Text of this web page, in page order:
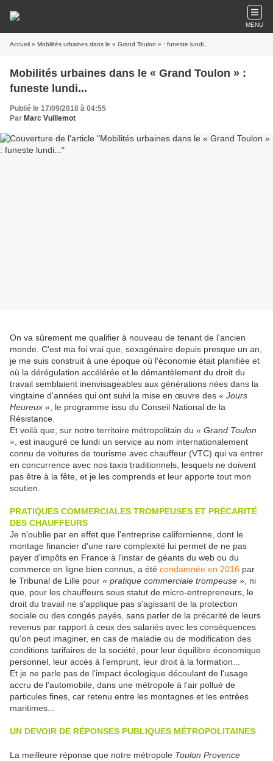
MENU
Accueil » Mobilités urbaines dans le « Grand Toulon » : funeste lundi...
Mobilités urbaines dans le « Grand Toulon » :
funeste lundi...
Publié le 17/09/2018 à 04:55
Par Marc Vuillemot
On va sûrement me qualifier à nouveau de tenant de l'ancien
monde. C'est ma foi vrai que, sexagénaire depuis presque un an,
je me suis construit à une époque où l'économie était planifiée et
où la dérégulation accélérée et le démantèlement du droit du
travail semblaient inenvisageables aux générations nées dans la
vingtaine d'années qui ont suivi la mise en œuvre des « Jours
Heureux » , le programme issu du Conseil National de la
Résistance.
Et voilà que, sur notre territoire métropolitain du « Grand Toulon
» , est inauguré ce lundi un service au nom internationalement
connu de voitures de tourisme avec chauffeur (VTC) qui va entrer
en concurrence avec nos taxis traditionnels, lesquels ne doivent
pas être à la fête, et je les comprends et leur apporte tout mon
soutien.
PRATIQUES COMMERCIALES TROMPEUSES ET PRÉCARITÉ
DES CHAUFFEURS
Je n'oublie par en effet que l'entreprise californienne, dont le
montage financier d'une rare complexité lui permet de ne pas
payer d'impôts en France à l'instar de géants du web ou du
commerce en ligne bien connus, a été condamnée en 2016 par
le Tribunal de Lille pour « pratique commerciale trompeuse » , ni
que, pour les chauffeurs sous statut de micro-entrepreneurs, le
droit du travail ne s'applique pas s'agissant de la protection
sociale ou des congés payés, sans parler de la précarité de leurs
revenus par rapport à ceux des salariés avec les conséquences
qu'on peut imaginer, en cas de maladie ou de modification des
conditions tarifaires de la société, pour leur équilibre économique
personnel, leur accès à l'emprunt, leur droit à la formation...
Et je ne parle pas de l'impact écologique découlant de l'usage
accru de l'automobile, dans une métropole à l'air pollué de
particules fines, car retenu entre les montagnes et les entrées
maritimes...
UN DEVOIR DE RÉPONSES PUBLIQUES MÉTROPOLITAINES
La meilleure réponse que notre métropole Toulon Provence